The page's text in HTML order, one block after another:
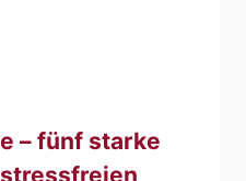
– fünf starke